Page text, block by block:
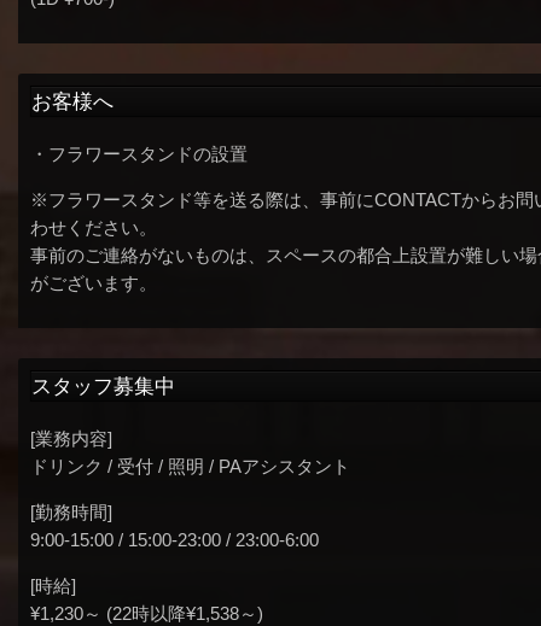
お客様へ
・フラワースタンドの設置
※フラワースタンド等を送る際は、事前にCONTACTからお問
わせください。
事前のご連絡がないものは、スペースの都合上設置が難しい場
がございます。
スタッフ募集中
[業務内容]
ドリンク / 受付 / 照明 / PAアシスタント
[勤務時間]
9:00-15:00 / 15:00-23:00 / 23:00-6:00
[時給]
¥1,230～ (22時以降¥1,538～)